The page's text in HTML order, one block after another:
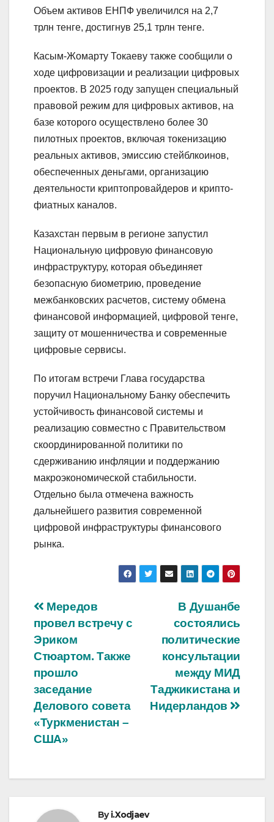
Объем активов ЕНПФ увеличился на 2,7
трлн тенге, достигнув 25,1 трлн тенге.
Касым-Жомарту Токаеву также сообщили о
ходе цифровизации и реализации цифровых
проектов. В 2025 году запущен специальный
правовой режим для цифровых активов, на
базе которого осуществлено более 30
пилотных проектов, включая токенизацию
реальных активов, эмиссию стейблкоинов,
обеспеченных деньгами, организацию
деятельности криптопровайдеров и крипто-
фиатных каналов.
Казахстан первым в регионе запустил
Национальную цифровую финансовую
инфраструктуру, которая объединяет
безопасную биометрию, проведение
межбанковских расчетов, систему обмена
финансовой информацией, цифровой тенге,
защиту от мошенничества и современные
цифровые сервисы.
По итогам встречи Глава государства
поручил Национальному Банку обеспечить
устойчивость финансовой системы и
реализацию совместно с Правительством
скоординированной политики по
сдерживанию инфляции и поддержанию
макроэкономической стабильности.
Отдельно была отмечена важность
дальнейшего развития современной
цифровой инфраструктуры финансового
рынка.
Post
navigation
В Душанбе
состоялись
политические
консультации
между МИД
Таджикистана и
Нидерландов
Мередов
провел встречу с
Эриком
Стюартом. Также
прошло
заседание
Делового совета
«Туркменистан –
США»
Byi.Xodjaev